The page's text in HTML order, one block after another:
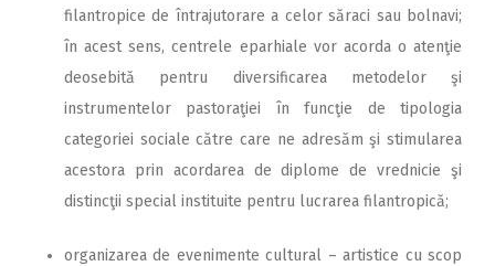
filantropice de întrajutorare a celor săraci sau bolnavi;
în acest sens, centrele eparhiale vor acorda o atenţie
deosebită pentru diversificarea metodelor şi
instrumentelor pastoraţiei în funcţie de tipologia
categoriei sociale către care ne adresăm şi stimularea
acestora prin acordarea de diplome de vrednicie şi
distincţii special instituite pentru lucrarea filantropică;
organizarea de evenimente cultural – artistice cu scop